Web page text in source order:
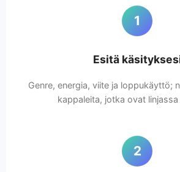
1
Esitä
Genre, energia, viite ja loppukäyttö;
kappaleita, jotka ovat linjassa
2